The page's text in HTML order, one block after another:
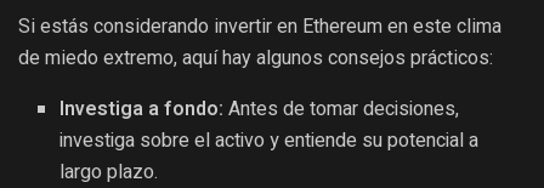
Si estás considerando invertir en Ethereum en este clima
de miedo extremo, aquí hay algunos consejos prácticos:
Investiga a fondo: Antes de tomar decisiones,
investiga sobre el activo y entiende su potencial a
largo plazo.